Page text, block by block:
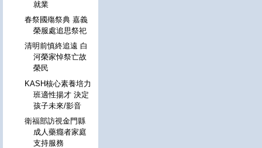
就業
春祭國殤祭典 嘉義
榮服處追思祭祀
清明前慎終追遠 白
河榮家悼祭亡故
榮民
KASH核心素養培力
班適性揚才 決定
孩子未來/影音
衛福部訪視金門縣
成人藥癮者家庭
支持服務